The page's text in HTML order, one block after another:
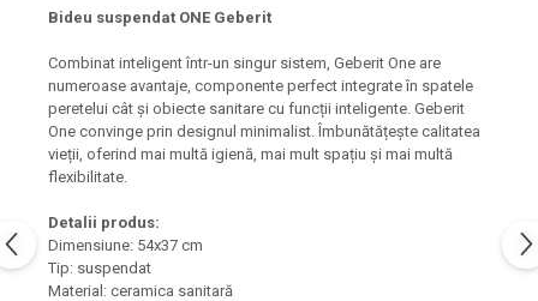
Vase WC suspendate
WC pentru persoane cu dizabilitati
Capace
Capace WC softclose
Capace WC clasice
Pisoare
Bideu suspendat ONE Geberit
Combinat inteligent într-un singur sistem, Geberit One are
numeroase avantaje, componente perfect integrate în spatele
peretelui cât și obiecte sanitare cu funcții inteligente. Geberit
One convinge prin designul minimalist. Îmbunătățește calitatea
vieții, oferind mai multă igienă, mai mult spațiu și mai multă
flexibilitate.
Detalii produs:
Dimensiune: 54x37 cm
Tip: suspendat
Material: ceramica sanitară